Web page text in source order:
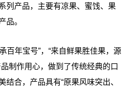
列产品，主要有凉果、蜜饯、果
品。
百年宝号”，“来自鲜果胜佳果，源
制作用心，做到了传统经典的口
结合，产品具有“原果风味突出、